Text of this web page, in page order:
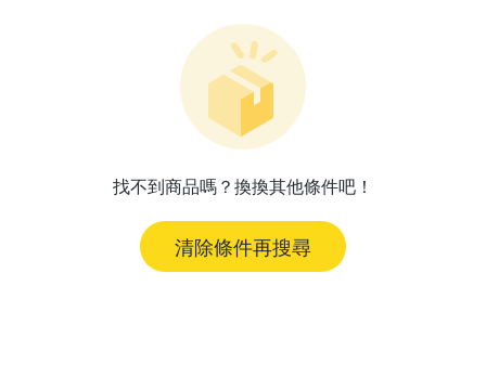
找不到商品嗎？換換其他條件吧！
清除條件再搜尋